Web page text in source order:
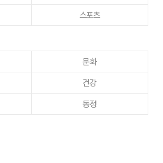
스포츠
문화
건강
동정